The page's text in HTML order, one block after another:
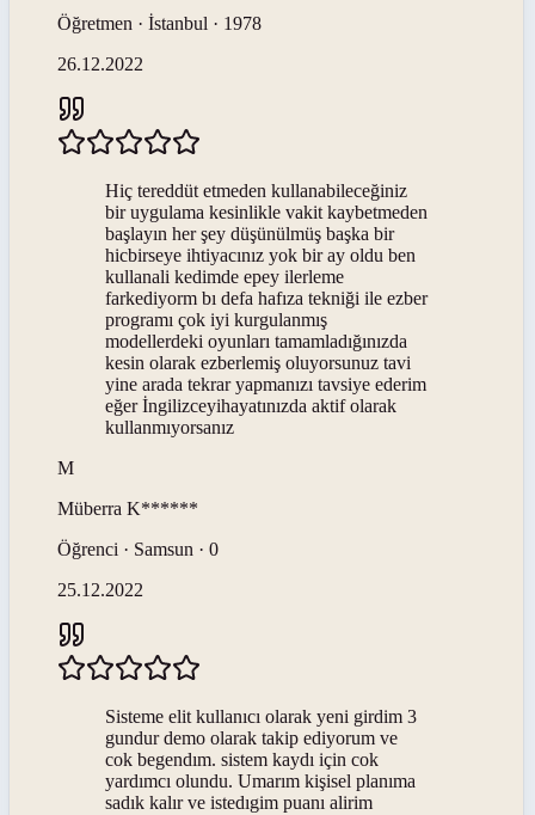
Öğretmen · İstanbul · 1978
26.12.2022
Hiç tereddüt etmeden kullanabileceğiniz
bir uygulama kesinlikle vakit kaybetmeden
başlayın her şey düşünülmüş başka bir
hicbirseye ihtiyacınız yok bir ay oldu ben
kullanali kedimde epey ilerleme
farkediyorm bı defa hafıza tekniği ile ezber
programı çok iyi kurgulanmış
modellerdeki oyunları tamamladığınızda
kesin olarak ezberlemiş oluyorsunuz tavi
yine arada tekrar yapmanızı tavsiye ederim
eğer İngilizceyihayatınızda aktif olarak
kullanmıyorsanız
M
Müberra K******
Öğrenci · Samsun · 0
25.12.2022
Sisteme elit kullanıcı olarak yeni girdim 3
gundur demo olarak takip ediyorum ve
cok begendım. sistem kaydı için cok
yardımcı olundu. Umarım kişisel planıma
sadık kalır ve istedıgim puanı alirim